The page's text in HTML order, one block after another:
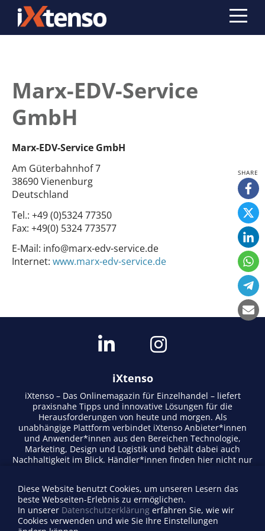
Marx-EDV-Service
GmbH
Marx-EDV-Service GmbH
Am Güterbahnhof 7
38690 Vienenburg
Deutschland
Tel.: +49 (0)5324 77350
Fax: +49(0) 5324 773577
E-Mail: info@marx-edv-service.de
Internet: www.marx-edv-service.de
iXtenso
iXtenso – Das Onlinemagazin für Einzelhandel – liefert
praxisnahe Tipps und innovative Lösungen für die
Herausforderungen von heute und morgen. Als
unabhängige Plattform verbindet iXtenso Anbieter*innen
und Anwender*innen aus den Bereichen Technologie,
Marketing, Design und Logistik und behält dabei auch
Nachhaltigkeit im Blick. Händler*innen finden hier nicht nur
lebendigen Schreibstil und relevantem Content fördert das
Magazin den Austausch innerhalb der Retail-Community.
Ob digitale Trends oder praktische Alltagstipps – iXtenso
macht Wissen für den Handel zugänglich.
Diese Website benutzt Cookies, um unseren Lesern das
beste Webseiten-Erlebnis zu ermöglichen.
In unserer Datenschutzerklärung erfahren Sie, wie wir
Cookies verwenden und wie Sie Ihre Einstellungen